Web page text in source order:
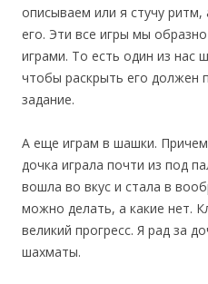
описываем или я стучу
его. Эти все игры мы
играми. То есть один из нас
чтобы раскрыть его должен
задание.
А еще играм в шашки.
дочка играла почти из под
вошла во вкус и стала в
можно делать, а какие нет.
великий прогресс. Я рад за
шахматы.